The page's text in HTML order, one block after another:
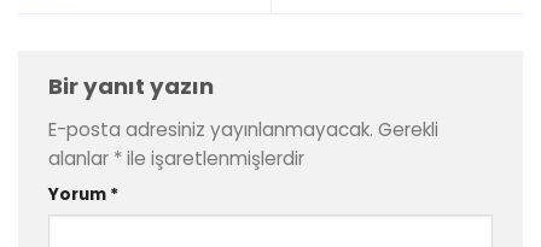
Bir yanıt yazın
E-posta adresiniz yayınlanmayacak. Gerekli
alanlar * ile işaretlenmişlerdir
Yorum *